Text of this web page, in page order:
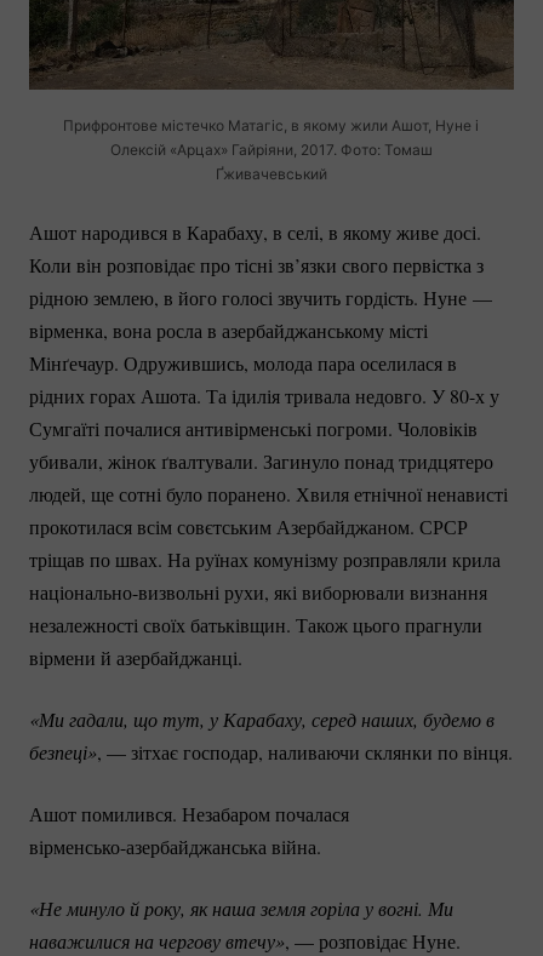
Прифронтове містечко Матагіс, в якому жили Ашот, Нуне і
Олексій «Арцах» Гайріяни, 2017. Фото: Томаш
Ґживачевський
Ашот народився в Карабаху, в селі, в якому живе досі.
Коли він розповідає про тісні зв’язки свого первістка з
рідною землею, в його голосі звучить гордість. Нуне —
вірменка, вона росла в азербайджанському місті
Мінґечаур. Одружившись, молода пара оселилася в
рідних горах Ашота. Та ідилія тривала недовго. У 80-х у
Сумгаїті почалися антивірменські погроми. Чоловіків
убивали, жінок ґвалтували. Загинуло понад тридцятеро
людей, ще сотні було поранено. Хвиля етнічної ненависті
прокотилася всім совєтським Азербайджаном. СРСР
тріщав по швах. На руїнах комунізму розправляли крила
національно-визвольні рухи, які виборювали визнання
незалежності своїх батьківщин. Також цього прагнули
вірмени й азербайджанці.
«Ми гадали, що тут, у Карабаху, серед наших, будемо в
безпеці», — зітхає господар, наливаючи склянки по вінця.
Ашот помилився. Незабаром почалася
вірменсько-азербайджанська війна.
«Не минуло й року, як наша земля горіла у вогні. Ми
наважилися на чергову втечу», — розповідає Нуне.